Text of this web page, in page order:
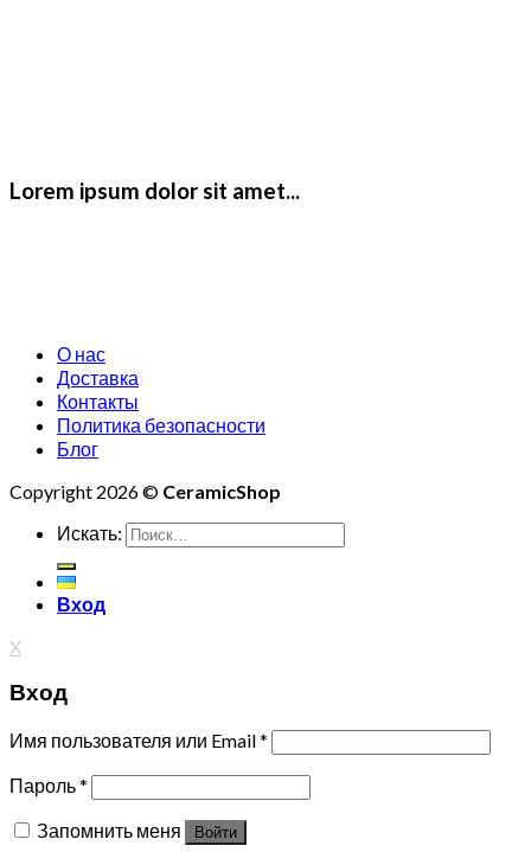
Lorem ipsum dolor sit amet...
О нас
Доставка
Контакты
Политика безопасности
Блог
Copyright 2026 © CeramicShop
Искать:
Вход
X
Вход
Имя пользователя или Email*
Пароль*
Запомнить меня
Войти